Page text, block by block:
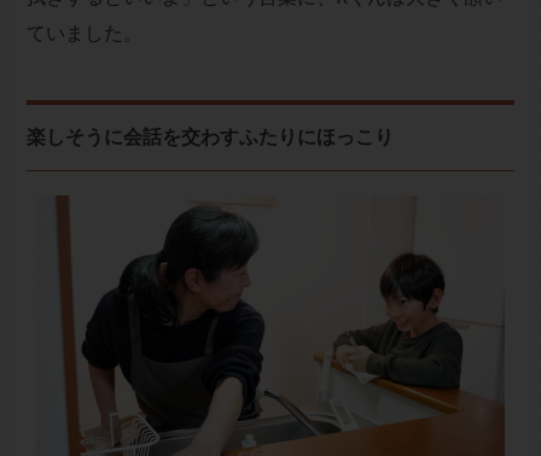
ていました。
楽しそうに会話を交わすふたりにほっこり